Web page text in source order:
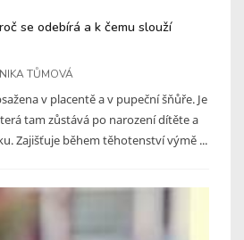
se odebírá a k čemu slouží
TŮMOVÁ
v placentě a v pupeční šňůře. Je
tam zůstává po narození dítěte a
Zajišťuje během těhotenství výmě ...